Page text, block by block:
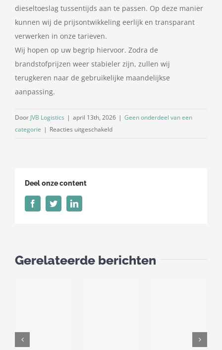
dieseltoeslag tussentijds aan te passen. Op deze manier
kunnen wij de prijsontwikkeling eerlijk en transparant
verwerken in onze tarieven.
Wij hopen op uw begrip hiervoor. Zodra de
brandstofprijzen weer stabieler zijn, zullen wij
terugkeren naar de gebruikelijke maandelijkse
aanpassing.
Door JVB Logistics | april 13th, 2026 | Geen onderdeel van een
categorie | Reacties uitgeschakeldvoor
Deel onze content
FacebookTwitterLinkedIn
Gerelateerde berichten